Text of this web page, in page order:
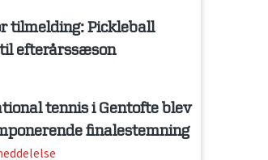
tilmelding: Pickleball
efterårssæson
tennis i Gentofte blev
finalestemning